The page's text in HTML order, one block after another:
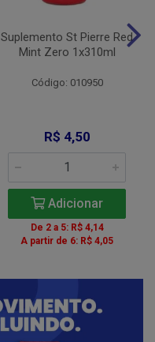
Suplemento St Pierre Red
Mint Zero 1x310ml
Código: 010950
R$ 4,50
Adicionar
De 2 a 5: R$ 4,14
A partir de 6: R$ 4,05